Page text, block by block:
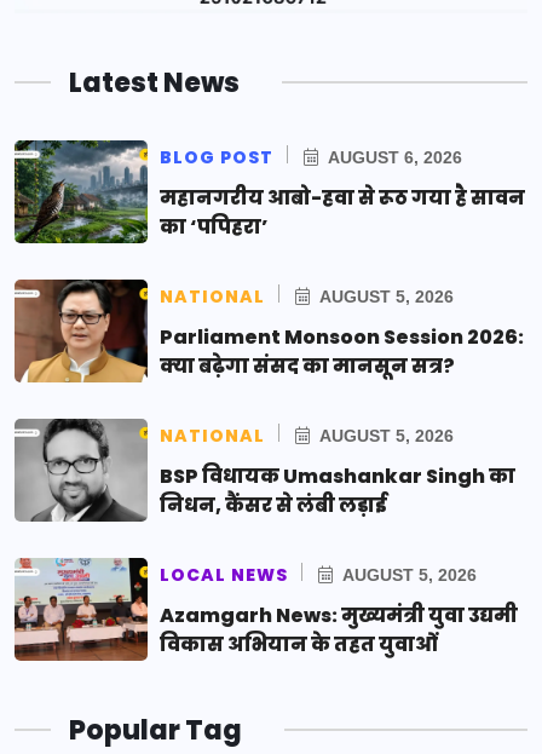
Latest News
BLOG POST AUGUST 6, 2026
महानगरीय आबो-हवा से रूठ गया है सावन
का ‘पपिहरा’
NATIONAL AUGUST 5, 2026
Parliament Monsoon Session 2026:
क्या बढ़ेगा संसद का मानसून सत्र?
NATIONAL AUGUST 5, 2026
BSP विधायक Umashankar Singh का
निधन, कैंसर से लंबी लड़ाई
LOCAL NEWS AUGUST 5, 2026
Azamgarh News: मुख्यमंत्री युवा उद्यमी
विकास अभियान के तहत युवाओं
Popular Tag